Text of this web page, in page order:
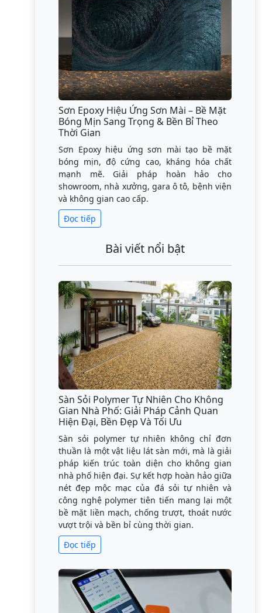
Sơn Epoxy Hiệu Ứng Sơn Mài – Bề Mặt
Bóng Mịn Sang Trọng & Bền Bỉ Theo
Thời Gian
Sơn Epoxy hiệu ứng sơn mài tạo bề mặt
bóng mịn, độ cứng cao, kháng hóa chất
mạnh mẽ. Giải pháp hoàn hảo cho
showroom, nhà xưởng, gara ô tô, bệnh viện
và không gian cao cấp.
Đọc tiếp
Bài viết nổi bật
Sàn Sỏi Polymer Tự Nhiên Cho Không
Gian Nhà Phố: Giải Pháp Cảnh Quan
Hiện Đại, Bền Đẹp Và Tối Ưu
Sàn sỏi polymer tự nhiên không chỉ đơn
thuần là một vật liệu lát sàn mới, mà là giải
pháp kiến trúc toàn diện cho không gian
nhà phố hiện đại. Sự kết hợp hoàn hảo giữa
nét đẹp mộc mạc của đá sỏi tự nhiên và
công nghệ polymer tiên tiến mang lại một
bề mặt liền mạch, chống trượt, thoát nước
vượt trội và bền bỉ cùng thời gian.
Đọc tiếp